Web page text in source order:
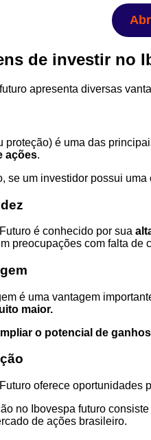
de investir no
apresenta diversas
proteção) é uma das
ações.
se um investidor possui
é conhecido por sua
preocupações com falta de
é uma vantagem
maior.
o potencial de ganhos
oferece oportunidades
no Ibovespa futuro
de ações brasileiro.